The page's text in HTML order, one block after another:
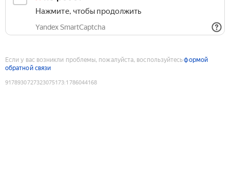
Нажмите, чтобы продолжить
Yandex SmartCaptcha
Если у вас возникли проблемы, пожалуйста, воспользуйтесьформой
обратной связи
9178930727323075173:1786044168